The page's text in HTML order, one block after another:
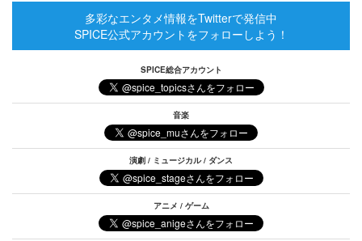
多彩なエンタメ情報をTwitterで発信中
SPICE公式アカウントをフォローしよう！
SPICE総合アカウント
音楽
演劇 / ミュージカル / ダンス
アニメ / ゲーム